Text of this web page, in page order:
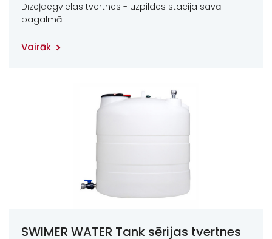
Dīzeļdegvielas tvertnes - uzpildes stacija savā
pagalmā
Vairāk
SWIMER WATER Tank sērijas tvertnes